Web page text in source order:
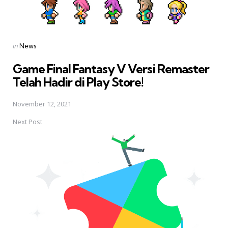
Posted
inNews
Game Final Fantasy V Versi Remaster
Telah Hadir di Play Store!
November 12, 2021
Next Post